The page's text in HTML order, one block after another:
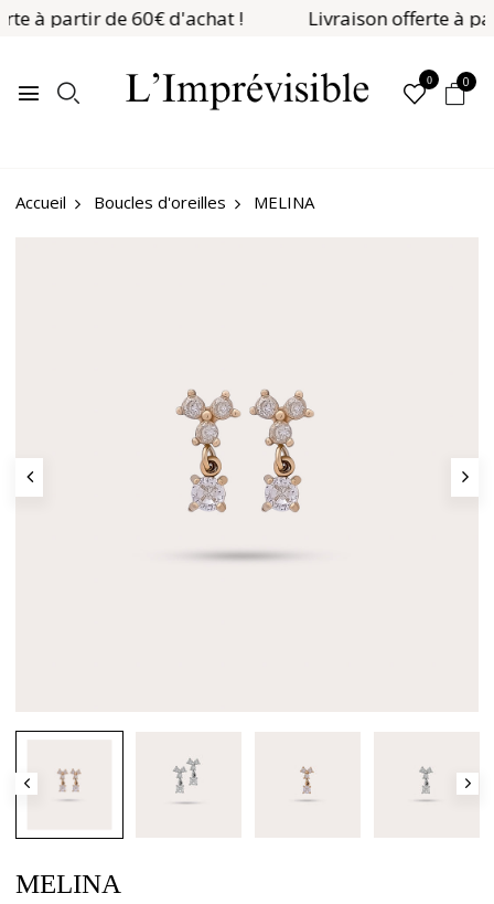
à partir de 60€ d'achat ! Livraison offerte à
0 0
Accueil Boucles d'oreilles MELINA
MELINA